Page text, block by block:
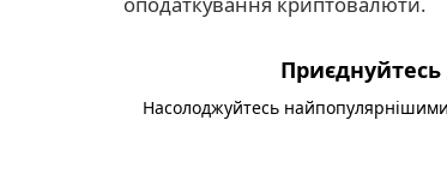
Приєднуйтесь
Насолоджуйтесь